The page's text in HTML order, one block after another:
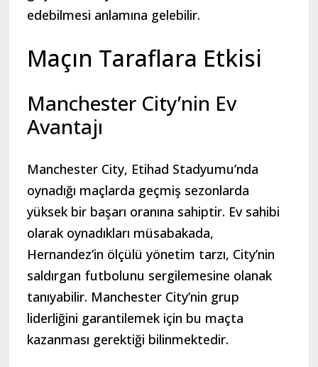
edebilmesi anlamına gelebilir.
Maçın Taraflara Etkisi
Manchester City’nin Ev
Avantajı
Manchester City, Etihad Stadyumu’nda
oynadığı maçlarda geçmiş sezonlarda
yüksek bir başarı oranına sahiptir. Ev sahibi
olarak oynadıkları müsabakada,
Hernandez’in ölçülü yönetim tarzı, City’nin
saldırgan futbolunu sergilemesine olanak
tanıyabilir. Manchester City’nin grup
liderliğini garantilemek için bu maçta
kazanması gerektiği bilinmektedir.